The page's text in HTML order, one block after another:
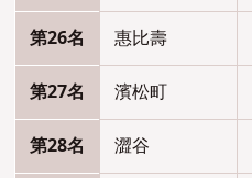
第26名 惠比壽
第27名 濱松町
第28名 澀谷